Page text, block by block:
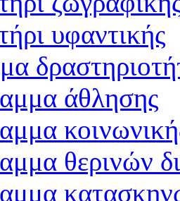
υφαντικής
άθλησης
θερινών